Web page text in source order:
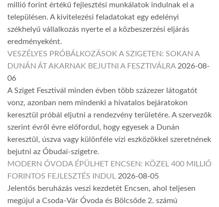
millió forint értékű fejlesztési munkálatok indulnak el a
településen. A kivitelezési feladatokat egy edelényi
székhelyű vállalkozás nyerte el a közbeszerzési eljárás
eredményeként.
VESZÉLYES PRÓBÁLKOZÁSOK A SZIGETEN: SOKAN A
DUNÁN ÁT AKARNAK BEJUTNI A FESZTIVÁLRA 2026-08-
06
A Sziget Fesztivál minden évben több százezer látogatót
vonz, azonban nem mindenki a hivatalos bejáratokon
keresztül próbál eljutni a rendezvény területére. A szervezők
szerint évről évre előfordul, hogy egyesek a Dunán
keresztül, úszva vagy különféle vízi eszközökkel szeretnének
bejutni az Óbudai-szigetre.
MODERN ÓVODA ÉPÜLHET ENCSEN: KÖZEL 400 MILLIÓ
FORINTOS FEJLESZTÉS INDUL 2026-08-05
Jelentős beruházás veszi kezdetét Encsen, ahol teljesen
megújul a Csoda-Vár Óvoda és Bölcsőde 2. számú